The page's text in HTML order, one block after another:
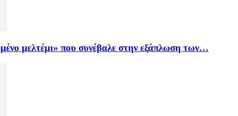
μελτέμι» που συνέβαλε στην εξάπλωση των…